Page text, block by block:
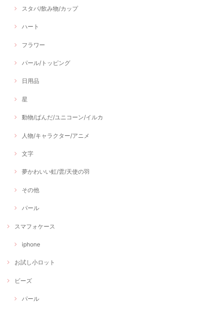
スタバ/飲み物/カップ
ハート
フラワー
パール/トッピング
日用品
星
動物/ぱんだ/ユニコーン/イルカ
人物/キャラクター/アニメ
文字
夢かわいい虹/雲/天使の羽
その他
パール
スマフォケース
iphone
お試し小ロット
ビーズ
パール